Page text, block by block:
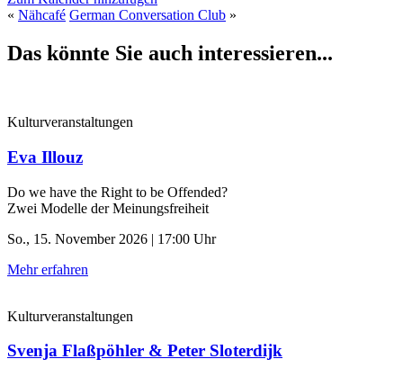
« Nähcafé German Conversation Club »
Das könnte Sie auch interessieren...
Kulturveranstaltungen
Eva Illouz
Do we have the Right to be Offended?
Zwei Modelle der Meinungsfreiheit
So., 15. November 2026 | 17:00 Uhr
Mehr erfahren
Kulturveranstaltungen
Svenja Flaßpöhler & Peter Sloterdijk